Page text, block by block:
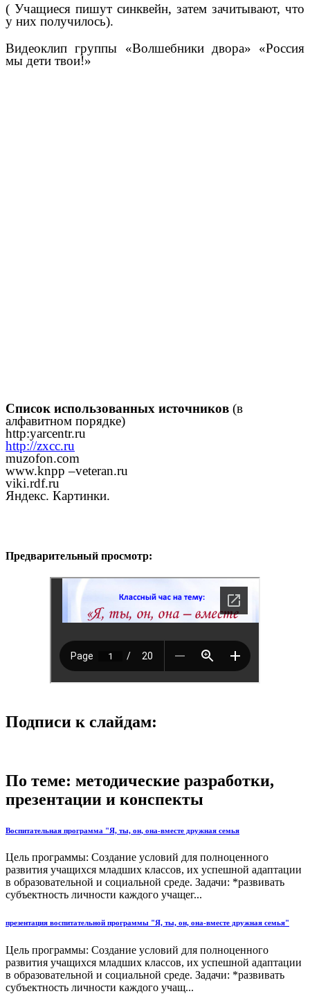
( Учащиеся пишут синквейн, затем зачитывают, что
у них получилось).
Видеоклип группы «Волшебники двора» «Россия
мы дети твои!»
Список использованных источников (в
алфавитном порядке)
http:yarcentr.ru
http://zxcc.ru
muzofon.com
www.knpp –veteran.ru
viki.rdf.ru
Яндекс. Картинки.
Предварительный просмотр:
Подписи к слайдам:
По теме: методические разработки,
презентации и конспекты
Воспитательная программа "Я, ты, он, она-вместе дружная семья
Цель программы: Создание условий для полноценного
развития учащихся младших классов, их успешной адаптации
в образовательной и социальной среде. Задачи: *развивать
субъектность личности каждого учащег...
презентация воспитательной программы "Я, ты, он, она-вместе дружная семья"
Цель программы: Создание условий для полноценного
развития учащихся младших классов, их успешной адаптации
в образовательной и социальной среде. Задачи: *развивать
субъектность личности каждого учащ...